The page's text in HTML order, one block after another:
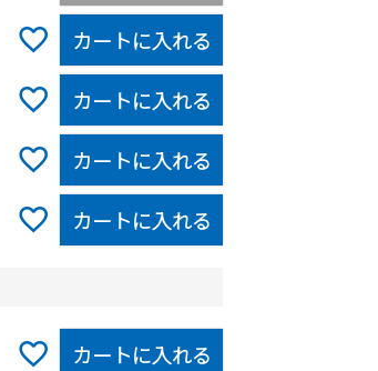
カートに入れる
カートに入れる
カートに入れる
カートに入れる
カートに入れる